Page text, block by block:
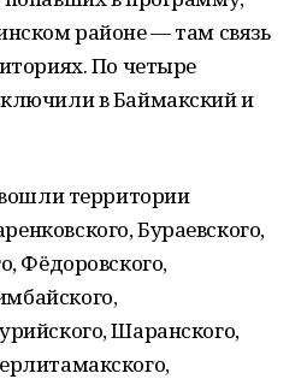
районе — там связь
По четыре
в Баймакский и
территории
Бураевского,
Фёдоровского,
Шаранского,